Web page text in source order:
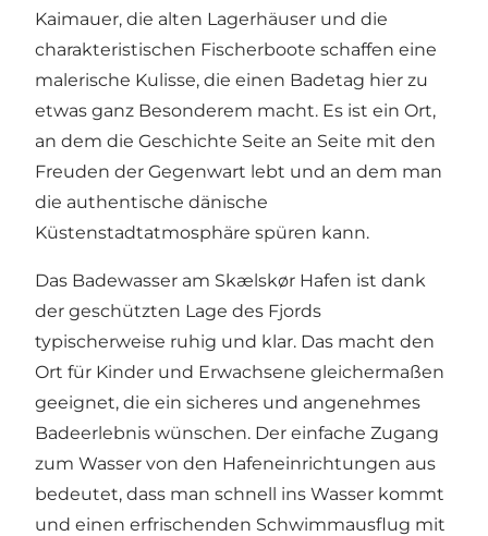
Kaimauer, die alten Lagerhäuser und die
charakteristischen Fischerboote schaffen eine
malerische Kulisse, die einen Badetag hier zu
etwas ganz Besonderem macht. Es ist ein Ort,
an dem die Geschichte Seite an Seite mit den
Freuden der Gegenwart lebt und an dem man
die authentische dänische
Küstenstadtatmosphäre spüren kann.
Das Badewasser am Skælskør Hafen ist dank
der geschützten Lage des Fjords
typischerweise ruhig und klar. Das macht den
Ort für Kinder und Erwachsene gleichermaßen
geeignet, die ein sicheres und angenehmes
Badeerlebnis wünschen. Der einfache Zugang
zum Wasser von den Hafeneinrichtungen aus
bedeutet, dass man schnell ins Wasser kommt
und einen erfrischenden Schwimmausflug mit